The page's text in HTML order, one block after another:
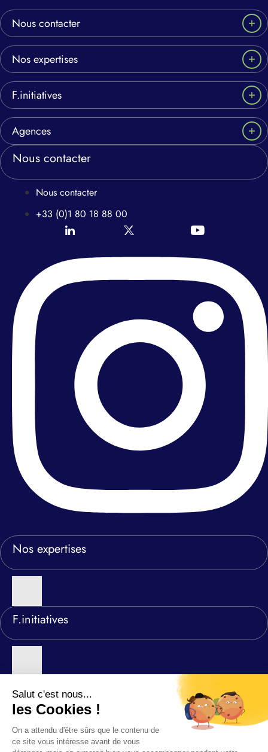
Nous contacter
Nos expertises
F.initiatives
Agences
Nous contacter
Nous contacter
+33 (0)1 80 18 88 00
Nos expertises
F.initiatives
Nos agences